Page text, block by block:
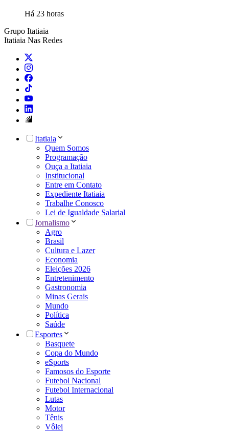
Há 23 horas
Grupo Itatiaia
Itatiaia Nas Redes
Itatiaia
Quem Somos
Programação
Ouça a Itatiaia
Institucional
Entre em Contato
Expediente Itatiaia
Trabalhe Conosco
Lei de Igualdade Salarial
Jornalismo
Agro
Brasil
Cultura e Lazer
Economia
Eleições 2026
Entretenimento
Gastronomia
Minas Gerais
Mundo
Política
Saúde
Esportes
Basquete
Copa do Mundo
eSports
Famosos do Esporte
Futebol Nacional
Futebol Internacional
Lutas
Motor
Tênis
Vôlei